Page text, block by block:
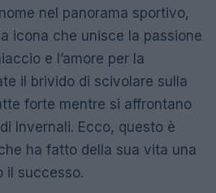
nel panorama sportivo,
icona che unisce la passione
e l’amore per la
il brivido di scivolare sulla
forte mentre si affrontano
Invernali. Ecco, questo è
ha fatto della sua vita una
il successo.